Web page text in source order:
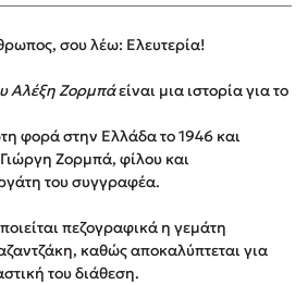
σου λέω: Ελευτερία!
Αλέξη Ζορμπάείναι μια ιστορία για το
φορά στην Ελλάδα το 1946 και
Ζορμπά, φίλου και
του συγγραφέα.
πεζογραφικά η γεμάτη
καθώς αποκαλύπτεται για
του διάθεση.